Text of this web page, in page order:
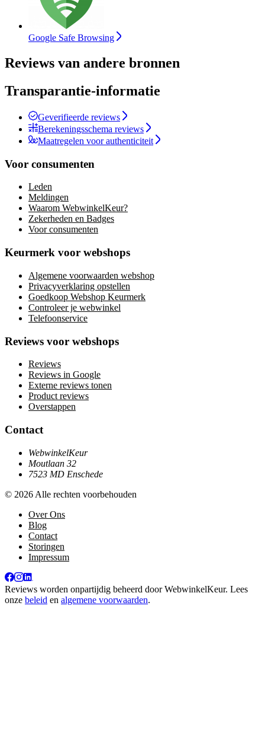
Google Safe Browsing
Reviews van andere bronnen
Transparantie-informatie
Geverifieerde reviews
Berekeningsschema reviews
Maatregelen voor authenticiteit
Voor consumenten
Leden
Meldingen
Waarom WebwinkelKeur?
Zekerheden en Badges
Voor consumenten
Keurmerk voor webshops
Algemene voorwaarden webshop
Privacyverklaring opstellen
Goedkoop Webshop Keurmerk
Controleer je webwinkel
Telefoonservice
Reviews voor webshops
Reviews
Reviews in Google
Externe reviews tonen
Product reviews
Overstappen
Contact
WebwinkelKeur
Moutlaan 32
7523 MD Enschede
© 2026 Alle rechten voorbehouden
Over Ons
Blog
Contact
Storingen
Impressum
Reviews worden onpartijdig beheerd doorWebwinkelKeur. Lees
onze beleid en algemene voorwaarden.